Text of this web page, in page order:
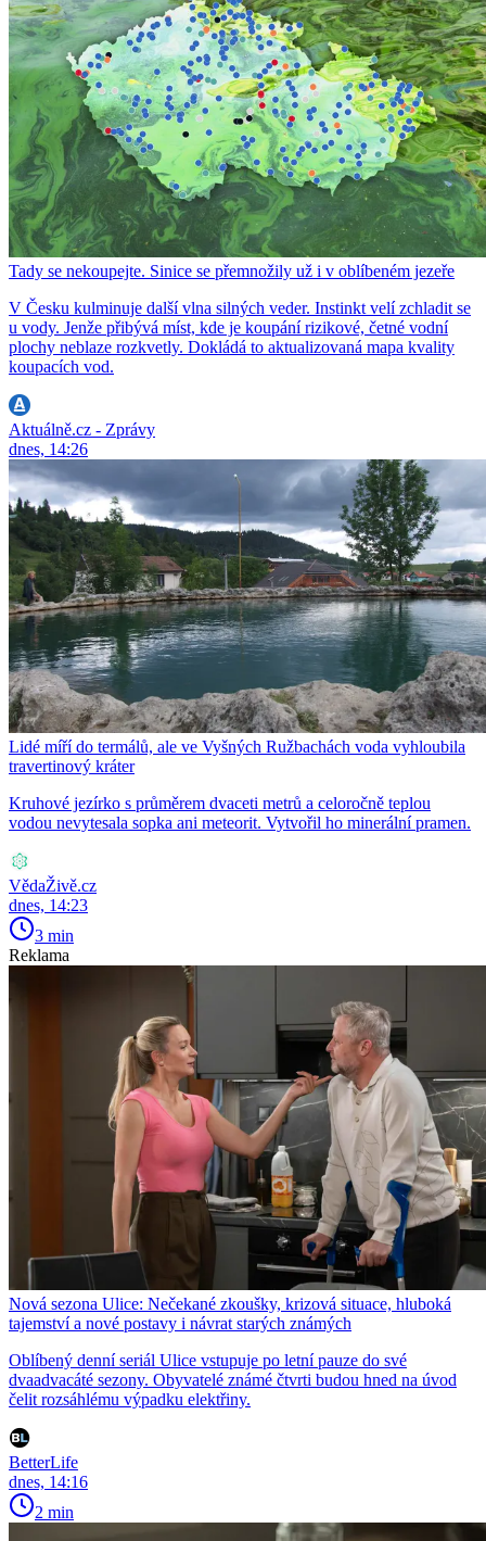
Tady se nekoupejte. Sinice se přemnožily už i v oblíbeném jezeře
V Česku kulminuje další vlna silných veder. Instinkt velí zchladit se
u vody. Jenže přibývá míst, kde je koupání rizikové, četné vodní
plochy neblaze rozkvetly. Dokládá to aktualizovaná mapa kvality
koupacích vod.
Aktuálně.cz - Zprávy
dnes, 14:26
Lidé míří do termálů, ale ve Vyšných Ružbachách voda vyhloubila
travertinový kráter
Kruhové jezírko s průměrem dvaceti metrů a celoročně teplou
vodou nevytesala sopka ani meteorit. Vytvořil ho minerální pramen.
VědaŽivě.cz
dnes, 14:23
3 min
Reklama
Nová sezona Ulice: Nečekané zkoušky, krizová situace, hluboká
tajemství a nové postavy i návrat starých známých
Oblíbený denní seriál Ulice vstupuje po letní pauze do své
dvaadvacáté sezony. Obyvatelé známé čtvrti budou hned na úvod
čelit rozsáhlému výpadku elektřiny.
BetterLife
dnes, 14:16
2 min